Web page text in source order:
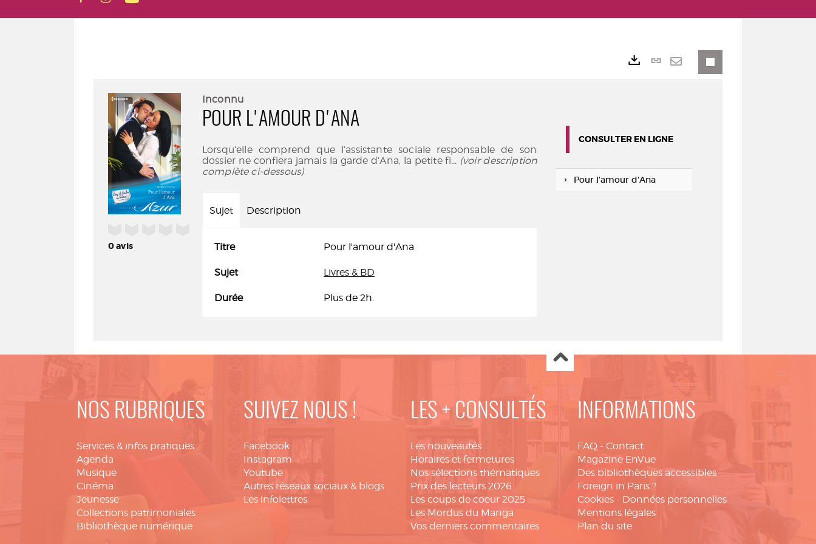
0avis
Inconnu
POUR L'AMOUR D'ANA
Lorsqu’elle comprend que l’assistante sociale responsable de son
dossier ne confiera jamais la garde d’Ana, la petite fi... (voir description
complète ci-dessous)
Sujet Description
Titre Pour l'amour d'Ana
Sujet Livres & BD
Durée Plus de 2h.
Lien
CONSULTER EN LIGNE
Pour l'amour d'Ana
NOS RUBRIQUES
Services & infos pratiques
Agenda
Musique
Cinéma
Jeunesse
Collections patrimoniales
Bibliothèque numérique
SUIVEZ NOUS !
Facebook
Instagram
Youtube
Autres réseaux sociaux & blogs
Les infolettres
LES + CONSULTÉS
Les nouveautés
Horaires et fermetures
Nos sélections thématiques
Prix des lecteurs 2026
Les coups de coeur 2025
Les Mordus du Manga
Vos derniers commentaires
INFORMATIONS
FAQ - Contact
Magazine EnVue
Des bibliothèques accessibles
Foreign in Paris ?
Cookies - Données personnelles
Mentions légales
Plan du site